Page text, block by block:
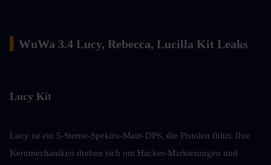
WuWa 3.4 Lucy, Rebecca, Lucilla Kit Leaks
Lucy Kit
Lucy ist ein 5-Sterne-Spektro-Main-DPS, die Pistolen führt. Ihre
Kernmechaniken drehen sich um Hacker-Markierungen und